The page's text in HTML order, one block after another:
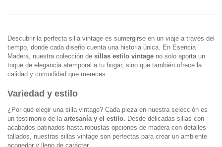
Descubrir la perfecta silla vintage es sumergirse en un viaje a través del
tiempo, donde cada diseño cuenta una historia única. En Esencia
Madera, nuestra colección de sillas estilo vintage no solo aporta un
toque de elegancia atemporal a tu hogar, sino que también ofrece la
calidad y comodidad que mereces.
Variedad y estilo
¿Por qué elegir una silla vintage? Cada pieza en nuestra selección es
un testimonio de la artesanía y el estilo. Desde delicadas sillas con
acabados patinados hasta robustas opciones de madera con detalles
tallados, nuestras sillas vintage son perfectas para crear un ambiente
acogedor y lleno de carácter.